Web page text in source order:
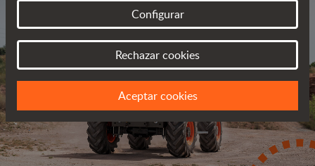
Configurar
Rechazar cookies
Aceptar cookies